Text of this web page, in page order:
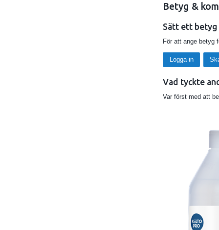
EN1500
EN13624
EN14348
Innehåller 75
Innehåller två
Verkar snabbt
Betyg &
Sätt ett betyg
För att ange betyg
Logga in
Vad tyckte
Var först med att